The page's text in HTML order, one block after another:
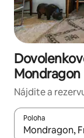
Mondragon
Nájdite a
Poloha
Keď budú